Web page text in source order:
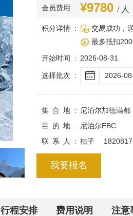
会员费用 9780 / 人
积分详情
交易成功，
最多抵扣
开始时间
2026-08-31
选择批次 2026-
集合地
尼泊尔加德满都
目的地
尼泊尔EBC
联系人
桔子
我要报名
行程安排 费用说明 注意